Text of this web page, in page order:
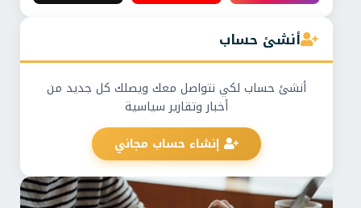
أنشئ حساب
أنشئ حساب لكي نتواصل معك ويصلك كل جديد من
أخبار وتقارير سياسية
إنشاء حساب مجاني